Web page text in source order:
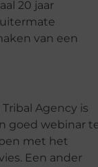
20 jaar
van een
Agency is
goed webinar
met het
Een ander